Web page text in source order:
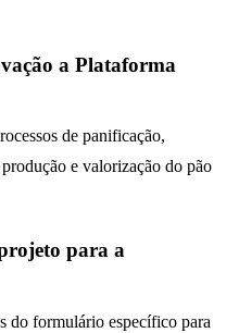
a Plataforma
de panificação,
e valorização do pão
para a
do formulário específico para